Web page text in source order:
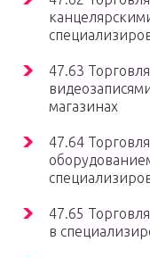
47.63
магазинах
47.64
47.65
в